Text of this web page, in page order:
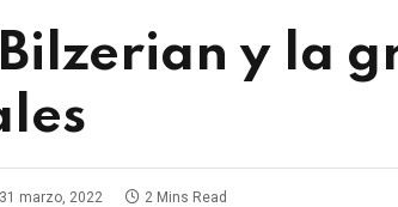
y la
31 marzo, 2022 2 Mins Read